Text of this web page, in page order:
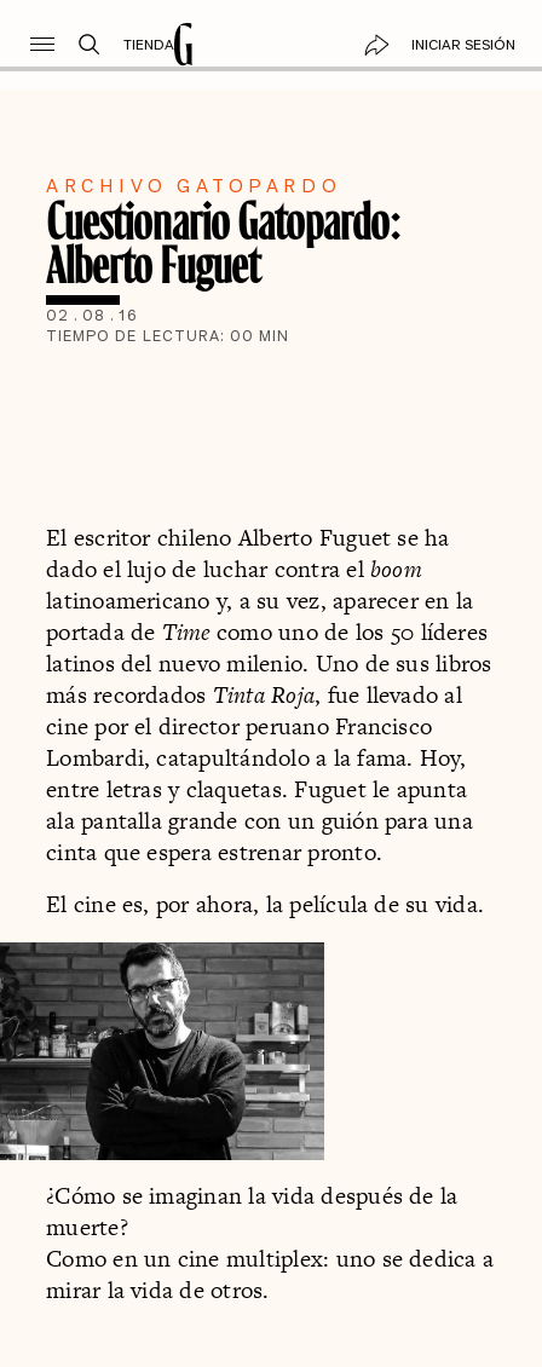
TIENDA INICIAR SESIÓN
ARCHIVO GATOPARDO
Cuestionario Gatopardo:
Alberto Fuguet
02 . 08 . 16
TIEMPO DE LECTURA: 00 MIN
El escritor chileno Alberto Fuguet se ha
dado el lujo de luchar contra elboom
latinoamericano y, a su vez, aparecer en la
portada de Timecomo uno de los 50 líderes
latinos del nuevo milenio. Uno de sus libros
más recordados Tinta Roja, fue llevado al
cine por el director peruano Francisco
Lombardi, catapultándolo a la fama. Hoy,
entre letras y claquetas. Fuguet le apunta
ala pantalla grande con un guión para una
cinta que espera estrenar pronto.
El cine es, por ahora, la película de su vida.
¿Cómo se imaginan la vida después de la
muerte?
Como en un cine multiplex: uno se dedica a
mirar la vida de otros.